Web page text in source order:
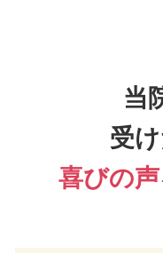
当
受
喜びの声